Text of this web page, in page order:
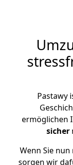
Pastawy
ermöglichen
sicher
Wenn Sie
sorgen wir